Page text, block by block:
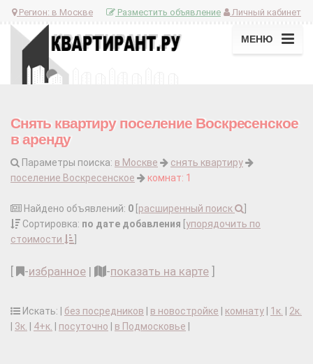
Регион: в Москве Личный кабинет
Разместить объявление
МЕНЮ
Снять квартиру поселение Воскресенское
в аренду
Параметры поиска: в Москве
снять квартиру
поселение Воскресенское
комнат: 1
Найдено объявлений: 0 расширенный поиск
Сортировка: по дате добавления упорядочить по
стоимости
-избранное | -показать на карте
Искать: | без посредников в новостройке комнату 1к.
2к.
3к. 4+к. посуточно в Подмосковье